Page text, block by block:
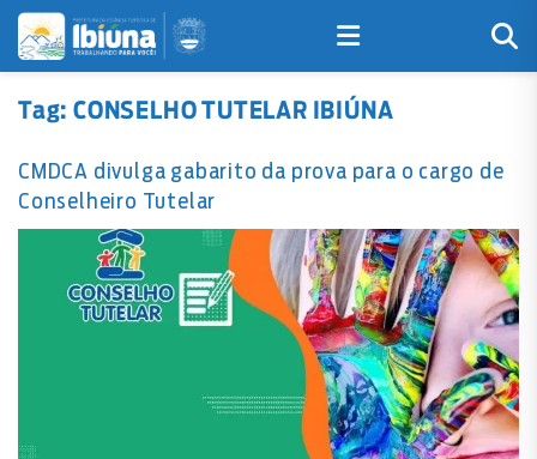
Tag: CONSELHO TUTELAR IBIÚNA
CMDCA divulga gabarito da prova para o cargo de
Conselheiro Tutelar